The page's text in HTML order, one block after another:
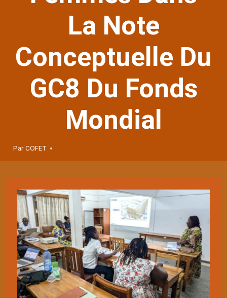
La Note
Conceptuelle Du
GC8 Du Fonds
Mondial
ParCOFET